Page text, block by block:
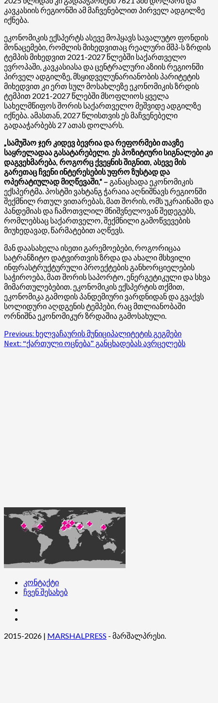
კავკასიის რეგიონში ამ მაჩვენებლით პირველ ადგილზე
იქნება.
ეკონომიკის ექსპერტს ასევე მოჰყავს სავალუტო ფონდის
მონაცემები, რომლის მიხედვითაც რეალური მშპ-ს ზრდის
ტემპის მიხედვით 2021-2027 წლებში საქართველო
ევროპაში, კავკასიასა და ცენტრალური აზიის რეგიონში
პირველ ადგილზე, მსყიდველუნარიანობის პარიტეტის
მიხედვით კი ერთ სულ მოსახლეზე ეკონომიკის ზრდის
ტემპით 2021-2027 წლებში მსოფლიოს ყველა
სახელმწიფოს შორის საქართველო მეშვიდე ადგილზე
იქნება. ამასთან, 2027 წლისთვის ეს მაჩვენებელი
გადააჭარბებს 27 ათას დოლარს.
„სამუშაო ჯერ კიდევ ბევრია და რეფორმები თავზე
საყრელადაა გასატარებელი. ეს პოზიტიური სიგნალები კი
დაგვეხმარება, როგორც ქვეყნის შიგნით, ასევე მის
გარეთაც ჩვენი ინტერესების უფრო ზუსტად და
ოპერატიულად მიღწევაში,“ – განაცხადა ეკონომიკის
ექსპერტმა. პოსტში ვახტანგ ჭარაია აღნიშნავს რეგიონში
შექმნილ რთულ ვითარებას, მათ შორის, ომს უკრაინაში და
პანდემიას და ჩამოთვლილ მნიშვნელოვან შედეგებს,
რომლებსაც საქართველო, შექმნილი გამოწვევების
მიუხედავად, წარმატებით აღწევს.
მან დაასახელა ისეთი გარემოებები, როგორიცაა
სატრანზიტო დატვირთვის ზრდა და ახალი მსხვილი
ინფრასტრუქტურული პროექტების განხორციელების
საჭიროება, მათ შორის საპორტო, ენერგეტიკული და სხვა
მიმართულებებით. ეკონომიკის ექსპერტის თქმით,
ეკონომიკა გამოდის პანდემიური ვარდნიდან და გვაქვს
სოლიდური აღდგენის ტემპები, რაც მთლიანობაში
ორნიშნა ეკონომიკურ ზრდაშია გამოსახული.
Post
navigation
Previous: ხელვაჩაურის მუნიციპალიტეტის გეგმები
Next: “ქართული ოცნება” განცხადებას ავრცელებს
კონტაქტი
ჩვენ შესახებ
2015-2026 | MARSHALPRESS - მარშალპრესი.